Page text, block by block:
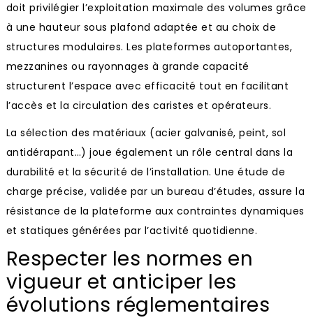
doit privilégier l’exploitation maximale des volumes grâce
à une hauteur sous plafond adaptée et au choix de
structures modulaires. Les plateformes autoportantes,
mezzanines ou rayonnages à grande capacité
structurent l’espace avec efficacité tout en facilitant
l’accès et la circulation des caristes et opérateurs.
La sélection des matériaux (acier galvanisé, peint, sol
antidérapant…) joue également un rôle central dans la
durabilité et la sécurité de l’installation. Une étude de
charge précise, validée par un bureau d’études, assure la
résistance de la plateforme aux contraintes dynamiques
et statiques générées par l’activité quotidienne.
Respecter les normes en
vigueur et anticiper les
évolutions réglementaires